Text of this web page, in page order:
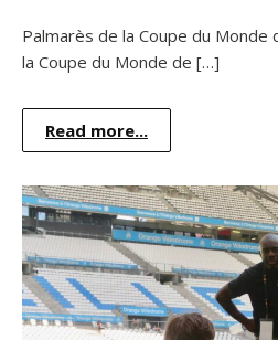
Palmarès de la Coupe du Monde
la Coupe du Monde de […]
Read more...